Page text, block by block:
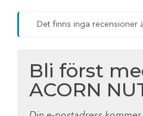
Det finns inga recensioner
Bli först
ACORN